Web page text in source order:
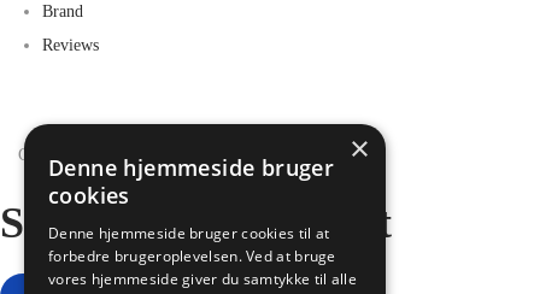
Brand
Reviews
Copyright © 2026
Select a Pickup Point
×
Denne hjemmeside bruger
cookies
Denne hjemmeside bruger cookies til at
forbedre brugeroplevelsen. Ved at bruge
vores hjemmeside giver du samtykke til alle